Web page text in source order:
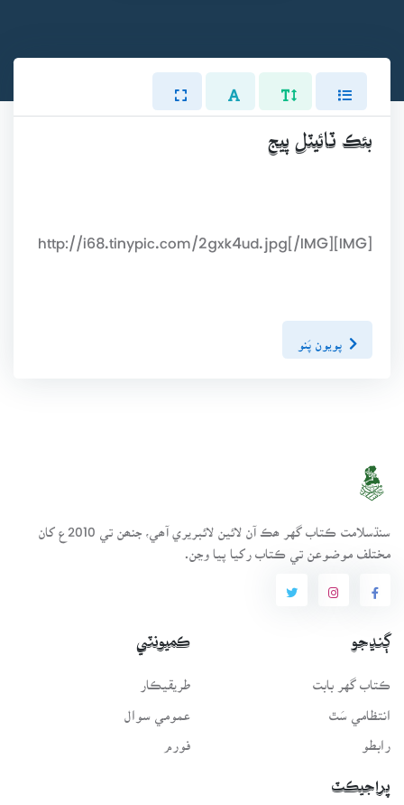
بئڪ ٽائيٽل پيج
[IMG]http://i68.tinypic.com/2gxk4ud.jpg[/IMG]
پويون پَنو
سنڌسلامت ڪتاب گهر ھڪ آن لائين لائبريري آھي، جنھن تي 2010ع کان
مختلف موضوعن تي ڪتاب رکيا پيا وڃن.
ڳنڍجو
ڪتاب گهر بابت
انتظامي سَٿ
رابطو
ڪميونٽي
طريقيڪار
عمومي سوال
فورم
پراجيڪٽ